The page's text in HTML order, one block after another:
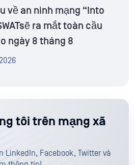
về an ninh mạng “Into
ra mắt toàn cầu
ngày 8 tháng 8
tôi trên mạng xã
LinkedIn, Facebook, Twitter và